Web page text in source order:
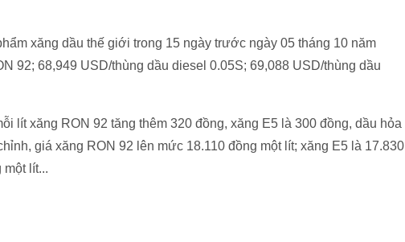
xăng dầu thế giới trong 15 ngày trước ngày 05 tháng 10 năm
92; 68,949 USD/thùng dầu diesel 0.05S; 69,088 USD/thùng dầu
lít xăng RON 92 tăng thêm 320 đồng, xăng E5 là 300 đồng, dầu hỏa
giá xăng RON 92 lên mức 18.110 đồng một lít; xăng E5 là 17.830
một lít...